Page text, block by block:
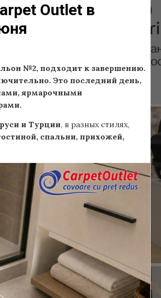
Outlet в
№2, подходит к завершению.
Это последний день,
ярмарочными
и Турции, в разных стилях,
спальни, прихожей,